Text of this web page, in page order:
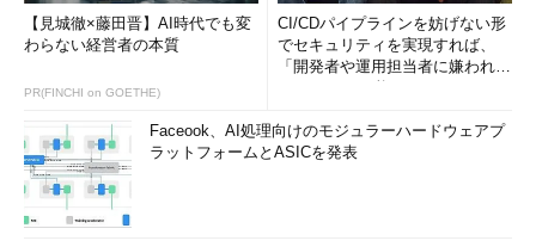
【見城徹×藤田晋】AI時代でも変
わらない経営者の本質
PR(FINCHI on GOETHE)
CI/CDパイプラインを妨げない形
でセキュリティを実現すれば、
「開発者や運用担当者に嫌われな
Faceook、AI処理向けのモジュラーハードウェアプ
ラットフォームとASICを発表